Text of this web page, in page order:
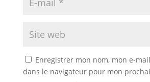
Enregistrer mon nom, mon e-
dans le navigateur pour mon